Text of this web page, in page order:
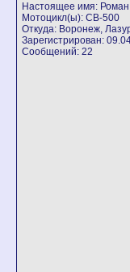
Настоящее имя: Роман
Мотоцикл(ы): CB-500
Откуда: Воронеж,
Зарегистрирован:
Сообщений: 22